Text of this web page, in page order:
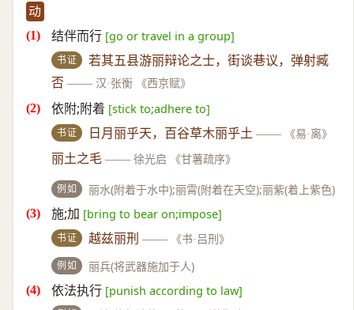
动
结伴而行 [go or travel in a group]
书证
若其五县游丽辩论之士，街谈巷议，弹射臧
否 —— 汉·张衡 《西京赋》
依附;附着 [stick to;adhere to]
书证 日月丽乎天，百谷草木丽乎土 —— 《易·离》
丽土之毛 —— 徐光启 《甘薯疏序》
例如 丽水(附着于水中);丽霄(附着在天空);丽紫(着上紫色)
施;加 [bring to bear on;impose]
书证 越兹丽刑 —— 《书·吕刑》
例如 丽兵(将武器施加于人)
依法执行 [punish according to law]